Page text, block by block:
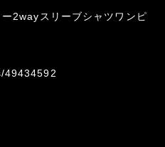
2wayスリーブシャツワンピ
49434592